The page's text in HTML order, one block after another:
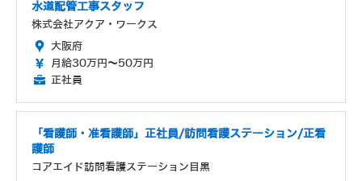
水道配管工事スタッフ
株式会社アクア・ワークス
大阪府
月給30万円～50万円
正社員
「看護師・准看護師」正社員/訪問看護ステーション/正看
護師
コアエイド訪問看護ステーション目黒